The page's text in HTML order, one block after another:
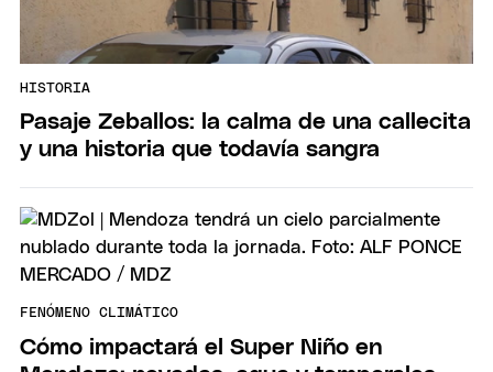
HISTORIA
Pasaje Zeballos: la calma de una callecita
y una historia que todavía sangra
FENÓMENO CLIMÁTICO
Cómo impactará el Super Niño en